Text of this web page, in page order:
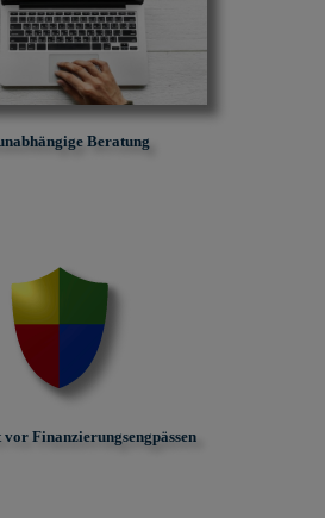
Beratung
vor Finanzierungs­engpässen